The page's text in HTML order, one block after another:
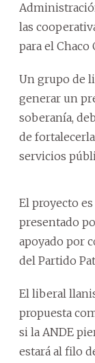
las
para el Chaco
Un grupo de
generar un
soberanía,
de
servicios
El proyecto
presentado
apoyado por
del Partido
El liberal
propuesta
si la ANDE
estará al filo